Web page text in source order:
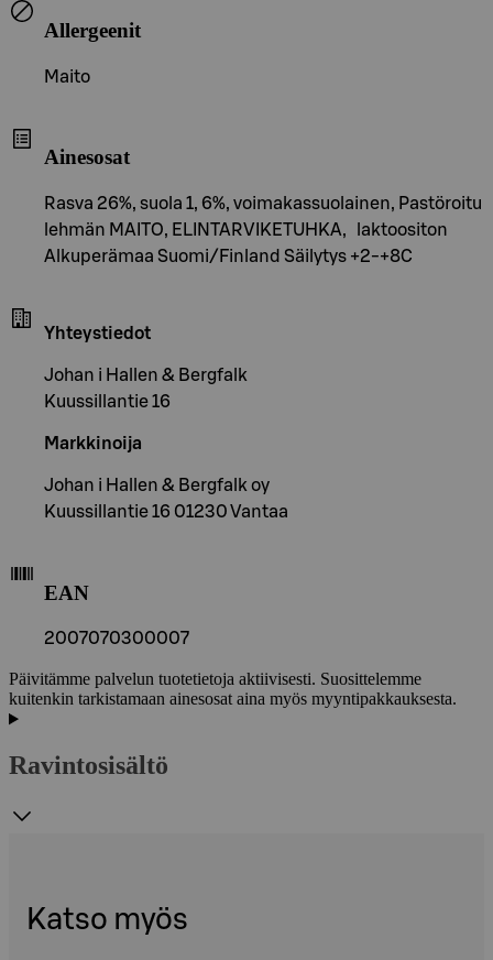
Allergeenit
Maito
Ainesosat
Rasva 26%, suola 1, 6%, voimakassuolainen, Pastöroitu
lehmän MAITO, ELINTARVIKETUHKA, laktoositon
Alkuperämaa Suomi/Finland Säilytys +2-+8C
Yhteystiedot
Johan i Hallen & Bergfalk
Kuussillantie 16
Markkinoija
Johan i Hallen & Bergfalk oy
Kuussillantie 16 01230 Vantaa
EAN
2007070300007
Päivitämme palvelun tuotetietoja aktiivisesti. Suosittelemme
kuitenkin tarkistamaan ainesosat aina myös myyntipakkauksesta.
Ravintosisältö
Katso myös